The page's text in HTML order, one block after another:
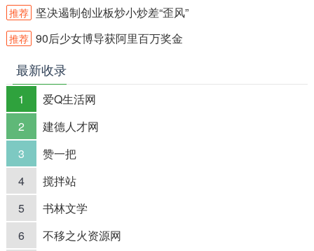
推荐 坚决遏制创业板炒小炒差“歪风”
推荐 90后少女博导获阿里百万奖金
最新收录
1
爱Q生活网
2
建德人才网
3
赞一把
4
搅拌站
5
书林文学
6
不移之火资源网